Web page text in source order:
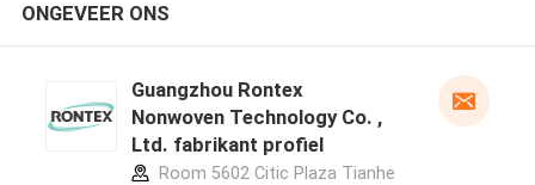
ONGEVEER ONS
Guangzhou Rontex
Nonwoven Technology Co. ,
Ltd. fabrikant profiel
Room 5602 Citic Plaza Tianhe